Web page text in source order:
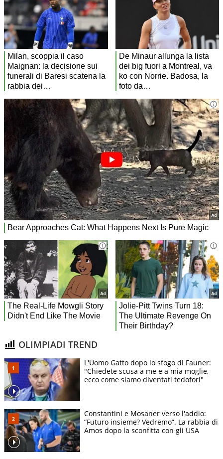
OLIMPIADI TREND
L'Uomo Gatto dopo lo sfogo di Fauner:
"Chiedete scusa a me e a mia moglie,
ecco come siamo diventati tedofori"
Constantini e Mosaner verso l'addio:
“Futuro insieme? Vedremo”. La rabbia di
Amos dopo la sconfitta con gli USA